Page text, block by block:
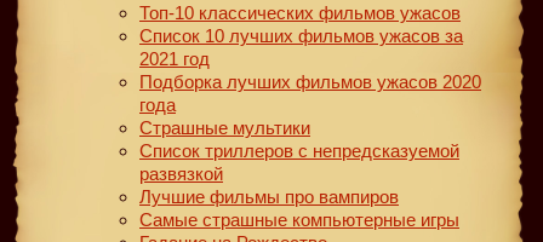
Топ-10 классических фильмов ужасов
Список 10 лучших фильмов ужасов за
2021 год
Подборка лучших фильмов ужасов 2020
года
Страшные мультики
Список триллеров с непредсказуемой
развязкой
Лучшие фильмы про вампиров
Самые страшные компьютерные игры